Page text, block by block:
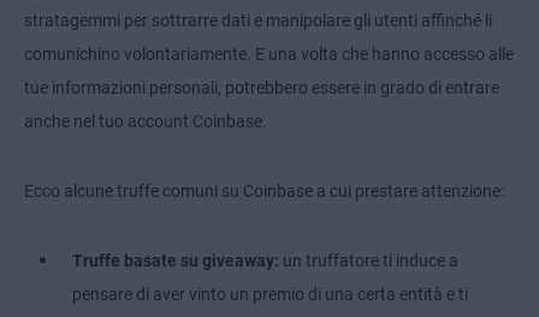
stratagemmi per sottrarre dati e manipolare gli utenti affinché li
comunichino volontariamente. E una volta che hanno accesso alle
tue informazioni personali, potrebbero essere in grado di entrare
anche nel tuo account Coinbase.
Ecco alcune truffe comuni su Coinbase a cui prestare attenzione:
Truffe basate su giveaway: un truffatore ti induce a
pensare di aver vinto un premio di una certa entità e ti